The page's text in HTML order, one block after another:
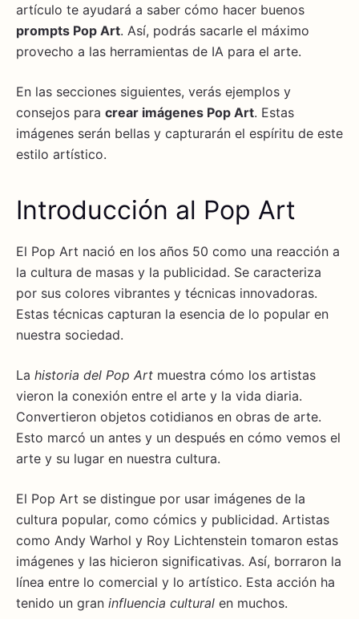
artículo te ayudará a saber cómo hacer buenos
prompts Pop Art. Así, podrás sacarle el máximo
provecho a las herramientas de IA para el arte.
En las secciones siguientes, verás ejemplos y
consejos para crear imágenes Pop Art. Estas
imágenes serán bellas y capturarán el espíritu de este
estilo artístico.
Introducción al Pop Art
El Pop Art nació en los años 50 como una reacción a
la cultura de masas y la publicidad. Se caracteriza
por sus colores vibrantes y técnicas innovadoras.
Estas técnicas capturan la esencia de lo popular en
nuestra sociedad.
La historia del Pop Art muestra cómo los artistas
vieron la conexión entre el arte y la vida diaria.
Convertieron objetos cotidianos en obras de arte.
Esto marcó un antes y un después en cómo vemos el
arte y su lugar en nuestra cultura.
El Pop Art se distingue por usar imágenes de la
cultura popular, como cómics y publicidad. Artistas
como Andy Warhol y Roy Lichtenstein tomaron estas
imágenes y las hicieron significativas. Así, borraron la
línea entre lo comercial y lo artístico. Esta acción ha
tenido un gran influencia cultural en muchos.